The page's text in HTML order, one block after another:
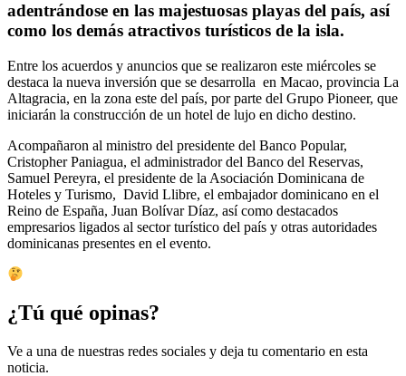
adentrándose en las majestuosas playas del país, así
como los demás atractivos turísticos de la isla.
Entre los acuerdos y anuncios que se realizaron este miércoles se
destaca la nueva inversión que se desarrolla en Macao, provincia La
Altagracia, en la zona este del país, por parte del Grupo Pioneer, que
iniciarán la construcción de un hotel de lujo en dicho destino.
Acompañaron al ministro del presidente del Banco Popular,
Cristopher Paniagua, el administrador del Banco del Reservas,
Samuel Pereyra, el presidente de la Asociación Dominicana de
Hoteles y Turismo, David Llibre, el embajador dominicano en el
Reino de España, Juan Bolívar Díaz, así como destacados
empresarios ligados al sector turístico del país y otras autoridades
dominicanas presentes en el evento.
¿Tú qué opinas?
Ve a una de nuestras redes sociales y deja tu comentario en esta
noticia.